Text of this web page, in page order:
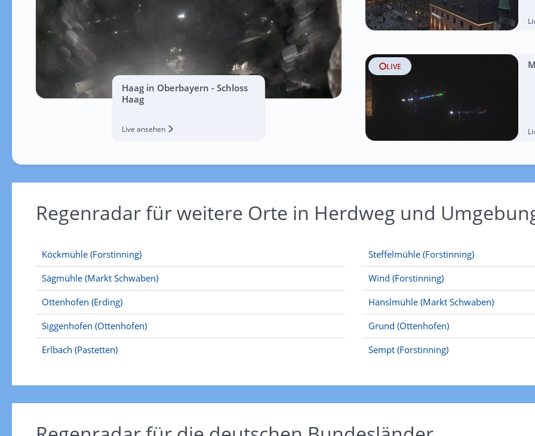
Haag in Oberbayern - Schloss
Haag
Live ansehen
LIVE
Regenradar für weitere Orte in Herdweg und
Köckmühle (Forstinning)
Sägmühle (Markt Schwaben)
Ottenhofen (Erding)
Siggenhofen (Ottenhofen)
Erlbach (Pastetten)
Steffelmühle (Forstinning)
Wind (Forstinning)
Hanslmühle (Markt Schwaben)
Grund (Ottenhofen)
Sempt (Forstinning)